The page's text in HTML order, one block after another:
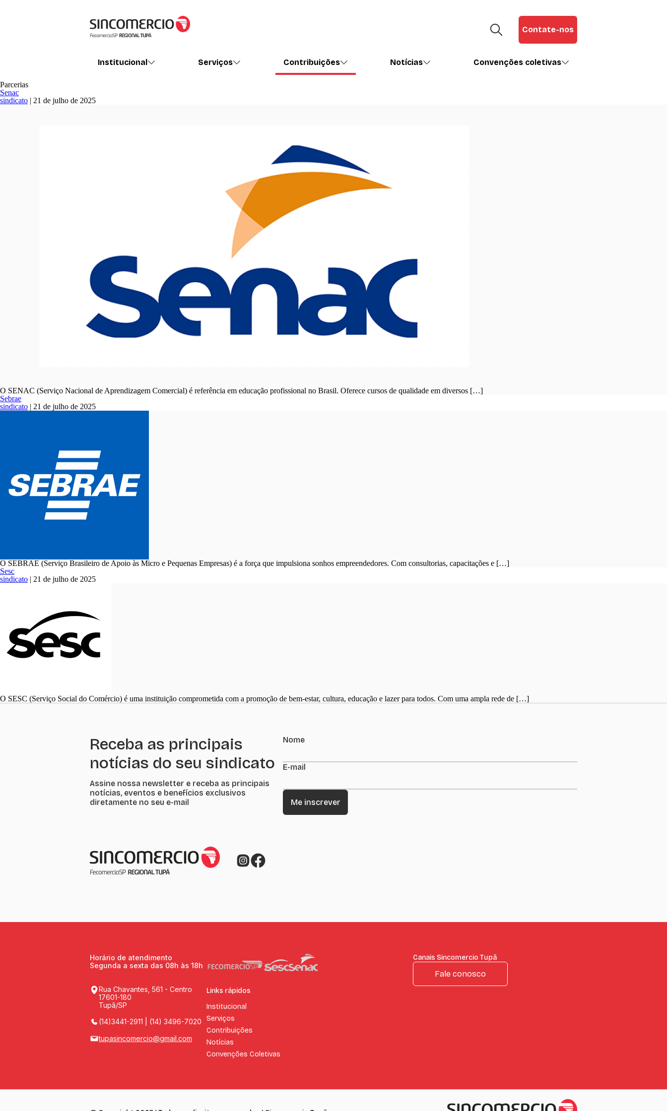
Contate-nos
Institucional Serviços Contribuições Notícias Convenções coletivas
Parcerias
Senac
sindicato | 21 de julho de 2025
O SENAC (Serviço Nacional de Aprendizagem Comercial) é referência em educação profissional no Brasil. Oferece cursos de qualidade em diversos […]
Sebrae
sindicato | 21 de julho de 2025
O SEBRAE (Serviço Brasileiro de Apoio às Micro e Pequenas Empresas) é a força que impulsiona sonhos empreendedores. Com consultorias, capacitações e […]
Sesc
sindicato | 21 de julho de 2025
O SESC (Serviço Social do Comércio) é uma instituição comprometida com a promoção de bem-estar, cultura, educação e lazer para todos. Com uma ampla rede de […]
Receba as principais
notícias do seu sindicato
Assine nossa newsletter e receba as principais
notícias, eventos e benefícios exclusivos
diretamente no seu e-mail
Nome
E-mail
Horário de atendimento
Segunda a sexta das 08h às 18h
Rua Chavantes, 561 - Centro
17601-180
Tupã/SP
(14)3441-2911 | (14) 3496-7020
tupasincomercio@gmail.com
Links rápidos
Institucional
Serviços
Contribuições
Notícias
Convenções Coletivas
Canais Sincomercio Tupã
Fale conosco